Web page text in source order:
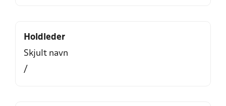
Holdleder
Skjult navn
/